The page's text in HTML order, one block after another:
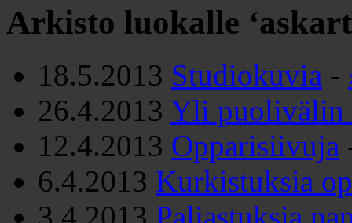
Arkisto luokalle
18.5.2013 Studiokuvia -
26.4.2013 Yli puolivälin
12.4.2013 Opparisiivuja
6.4.2013 Kurkistuksia
3.4.2013 Paljastuksia